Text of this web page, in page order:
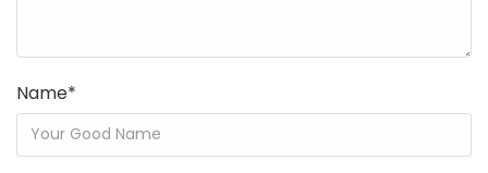
Name*